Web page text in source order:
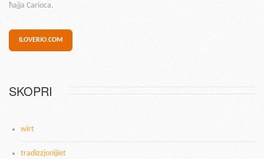
ħajja Carioca.
ILOVERIO.COM
SKOPRI
wirt
tradizzjonijiet